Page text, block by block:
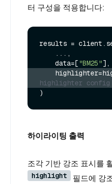
터 구성을 적용합니다:
results =
    data=[
"BM25"
highlighter config
하이라이팅 출력
조각 기반 강조 표시를
highlight
필드에 강